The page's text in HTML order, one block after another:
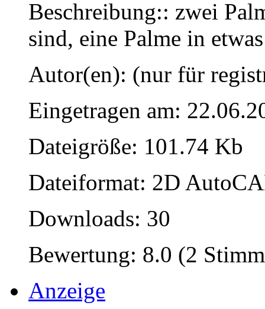
Beschreibung:: zwei
sind, eine Palme in
Autor(en): (nur für
Eingetragen am:
Dateigröße: 101.74 Kb
Dateiformat: 2D
Downloads: 30
Bewertung: 8.0 (2
Anzeige